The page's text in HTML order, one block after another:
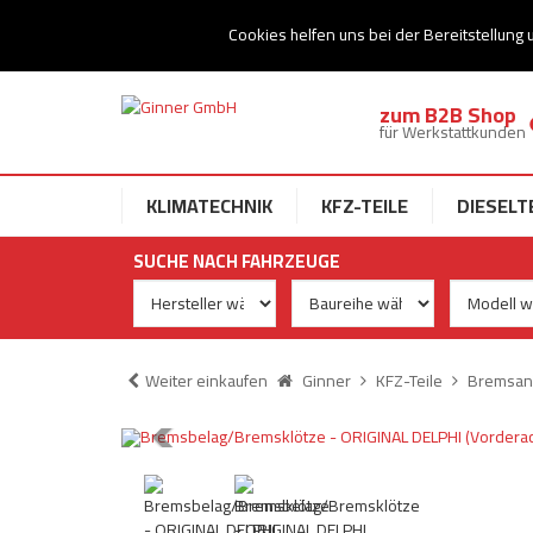
Cookies helfen uns bei der Bereitstellung
Ihr Speziallist für Dieseltechnik
zum B2B Shop
für Werkstattkunden
KLIMATECHNIK KFZ-TEILE
SUCHE NACH FAHRZEUGE
Weiter einkaufen Ginner KFZ-Teile